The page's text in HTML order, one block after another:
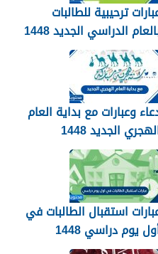
ترحيبية للطالبات
بالعام الدراسي الجديد 1448
وعبارات مع بداية العام
الجديد 1448
استقبال الطالبات في
يوم دراسي 1448